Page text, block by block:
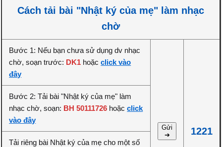
Cách tải bài "Nhật ký của mẹ" làm nhạc
chờ
Bước 1: Nếu bạn chưa sử dụng dv nhạc
chờ, soạn trước: DK1 hoặcclick vào
đây
Gửi
➔
1221
Bước 2: Tải bài "Nhật ký của mẹ" làm
nhạc chờ, soạn: BH 50111726 hoặcclick
vào đây
Tải riêng bài Nhật ký của mẹ cho một số